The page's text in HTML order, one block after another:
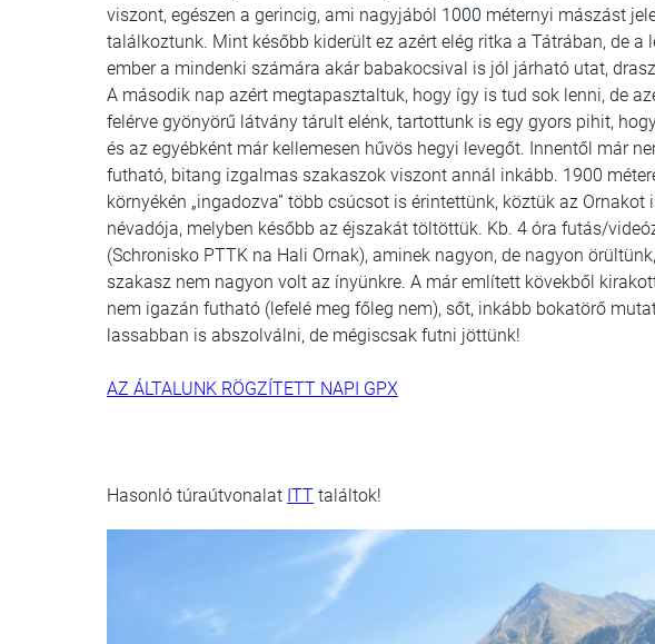
viszont, egészen a gerincig, ami nagyjából 1000 méternyi mászást
találkoztunk. Mint később kiderült ez azért elég ritka a Tátrában, de a
ember a mindenki számára akár babakocsival is jól járható utat,
A második nap azért megtapasztaltuk, hogy így is tud sok lenni, de
felérve gyönyörű látvány tárult elénk, tartottunk is egy gyors pihit,
és az egyébként már kellemesen hűvös hegyi levegőt. Innentől már
futható, bitang izgalmas szakaszok viszont annál inkább. 1900
környékén „ingadozva” több csúcsot is érintettünk, köztük az
névadója, melyben később az éjszakát töltöttük. Kb. 4 óra futás/
(Schronisko PTTK na Hali Ornak), aminek nagyon, de nagyon
szakasz nem nagyon volt az ínyünkre. A már említett kövekből
nem igazán futható (lefelé meg főleg nem), sőt, inkább bokatörő
lassabban is abszolválni, de mégiscsak futni jöttünk!
AZ ÁLTALUNK RÖGZÍTETT NAPI GPX
Hasonló túraútvonalat ITT találtok!